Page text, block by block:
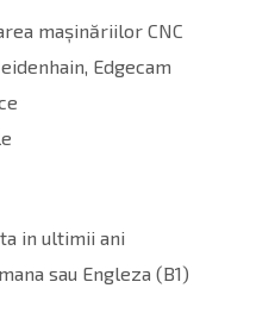
mașinăriilor CNC
Edgecam
in ultimii ani
sau Engleza (B1)